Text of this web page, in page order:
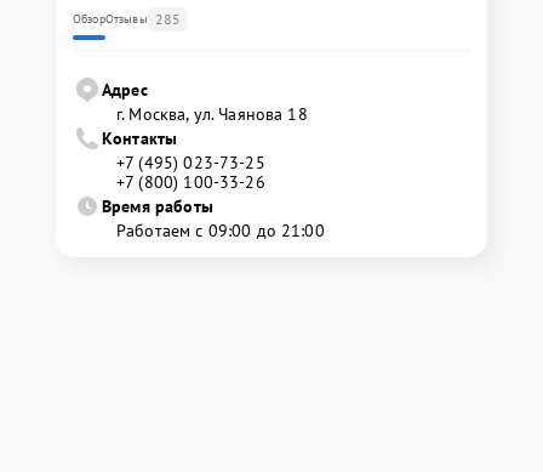
ОбзорОтзывы 285
Адрес
г. Москва, ул. Чаянова 18
Контакты
+7 (495) 023-73-25
+7 (800) 100-33-26
Время работы
Работаем с 09:00 до 21:00